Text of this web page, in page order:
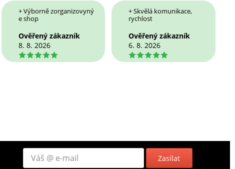
+ Výborně zorganizovyný
e shop
Ověřený zákazník
8. 8. 2026
5
+ Skvělá komunikace,
rychlost
Ověřený zákazník
6. 8. 2026
5
Zasílat